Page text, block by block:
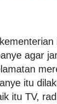
agar
itu
itu TV,